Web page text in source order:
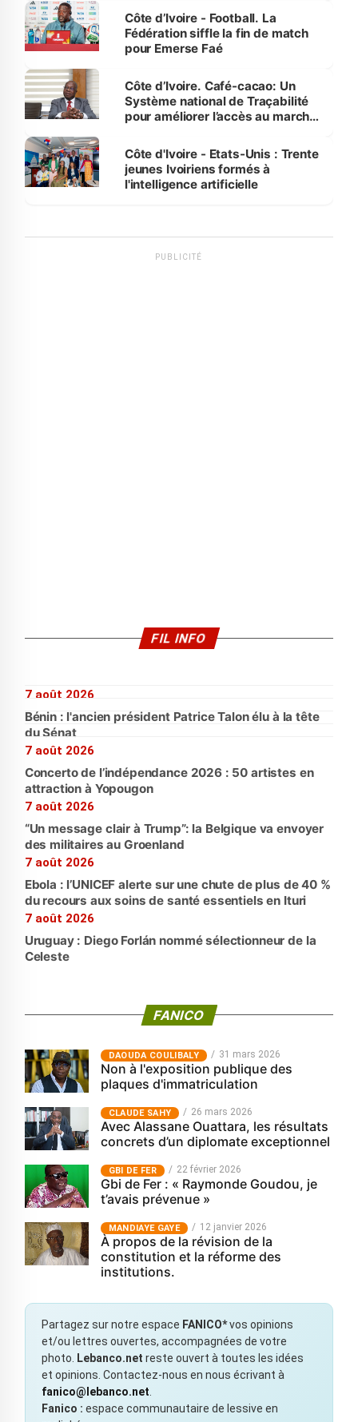
Côte d’Ivoire - Football. La
Fédération siffle la fin de match
pour Emerse Faé
Côte d’Ivoire. Café-cacao: Un
Système national de Traçabilité
pour améliorer l’accès au marché
Côte d'Ivoire - Etats-Unis : Trente
jeunes Ivoiriens formés à
l'intelligence artificielle
PUBLICITÉ
FIL INFO
7 août 2026
Bénin : l'ancien président Patrice Talon élu à la tête
du Sénat
7 août 2026
Concerto de l’indépendance 2026 : 50 artistes en
attraction à Yopougon
7 août 2026
“Un message clair à Trump”: la Belgique va envoyer
des militaires au Groenland
7 août 2026
Ebola : l’UNICEF alerte sur une chute de plus de 40 %
du recours aux soins de santé essentiels en Ituri
7 août 2026
Uruguay : Diego Forlán nommé sélectionneur de la
Celeste
FANICO
‎DAOUDA COULIBALY 31 mars 2026
Non à l'exposition publique des
plaques d'immatriculation
CLAUDE SAHY 26 mars 2026
Avec Alassane Ouattara, les résultats
concrets d’un diplomate exceptionnel
GBI DE FER 22 février 2026
Gbi de Fer : « Raymonde Goudou, je
t’avais prévenue »
MANDIAYE GAYE 12 janvier 2026
À propos de la révision de la
constitution et la réforme des
institutions.
Partagez sur notre espace FANICO*vos opinions
et/ou lettres ouvertes, accompagnées de votre
photo.
Lebanco.net reste ouvert à toutes les idées
et opinions. Contactez-nous en nous écrivant à
fanico@lebanco.net
Fanico : espace communautaire de lessive en